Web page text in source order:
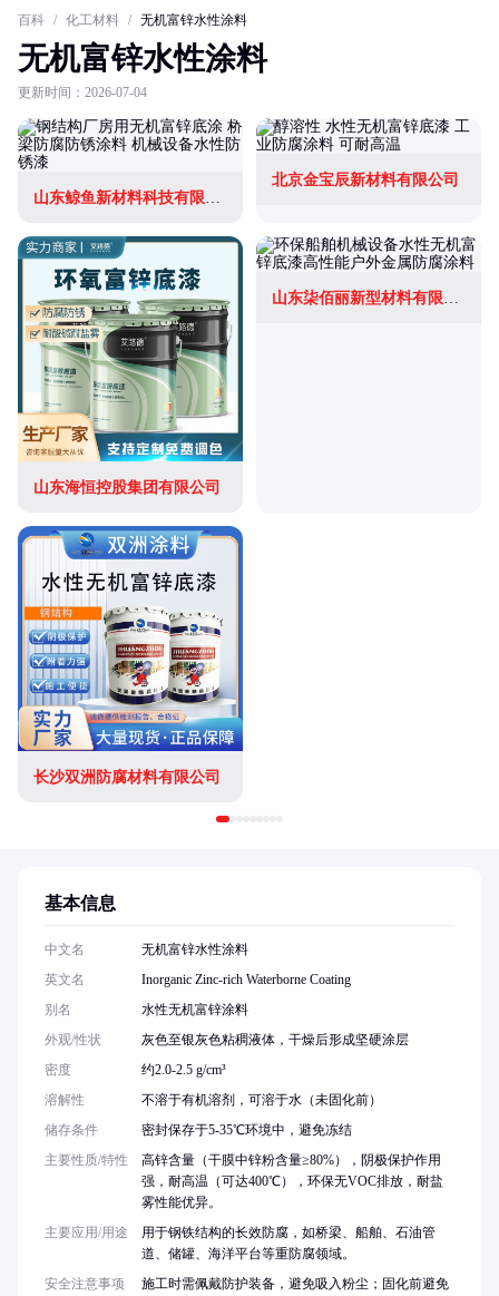
百科 / 化工材料 / 无机富锌水性涂料
无机富锌水性涂料
更新时间：2026-07-04
山东鲸鱼新材料科技有限公司
北京金宝辰新材料有限公司
山东海恒控股集团有限公司
山东柒佰丽新型材料有限公司
长沙双洲防腐材料有限公司
基本信息
中文名
无机富锌水性涂料
英文名
Inorganic Zinc-rich Waterborne Coating
别名
水性无机富锌涂料
外观/性状
灰色至银灰色粘稠液体，干燥后形成坚硬涂层
密度
约2.0-2.5 g/cm³
溶解性
不溶于有机溶剂，可溶于水（未固化前）
储存条件
密封保存于5-35℃环境中，避免冻结
主要性质/特性
高锌含量（干膜中锌粉含量≥80%），阴极保护作用
强，耐高温（可达400℃），环保无VOC排放，耐盐
雾性能优异。
主要应用/用途
用于钢铁结构的长效防腐，如桥梁、船舶、石油管
道、储罐、海洋平台等重防腐领域。
安全注意事项
施工时需佩戴防护装备，避免吸入粉尘；固化前避免